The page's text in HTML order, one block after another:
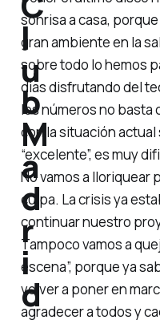
sonrisa a casa,
gran ambiente en la
sobre todo lo hemos
dias disfrutando del
los números no basta
con la situación
“excelente”, es muy
No vamos a lloriquear
culpa. La crisis ya
continuar nuestro
Tampoco vamos a
escena”, porque ya
volver a poner en
agradecer a todos y
l
u
b
M
a
d
r
i
d